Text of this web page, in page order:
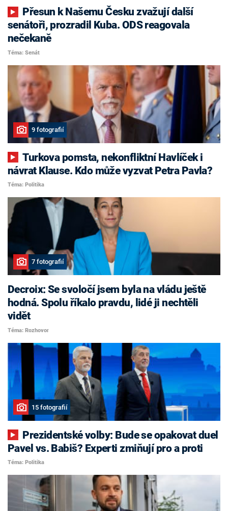
senátoři, prozradil Kuba. ODS reagovala
nečekaně
Téma: Senát
9 fotografií
Turkova pomsta, nekonfliktní Havlíček i
návrat Klause. Kdo může vyzvat Petra Pavla?
Téma: Politika
7 fotografií
Decroix: Se svoločí jsem byla na vládu ještě
hodná. Spolu říkalo pravdu, lidé ji nechtěli
vidět
Téma: Rozhovor
15 fotografií
Pavel vs. Babiš? Experti zmiňují pro a proti
Téma: Politika